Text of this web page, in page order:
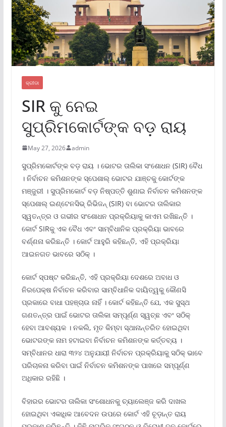
କ୍ରୀଡା
SIR କୁ ନେଇ
ସୁପ୍ରିମକୋର୍ଟଙ୍କ ବଡ଼ ରାୟ
May 27, 2026 admin
ସୁପ୍ରିମକୋର୍ଟଙ୍କ ବଡ଼ ରାୟ । ଭୋଟର ତାଲିକା ସଂଶୋଧନ (SIR) ବୈଧ
। ନିର୍ବାଚନ କମିଶନଙ୍କ ସ୍ପେଶାଲ୍ ଭୋଟର ଯାଞ୍ଚକୁ କୋର୍ଟଙ୍କ
ମଞ୍ଜୁରୀ । ସୁପ୍ରିମକୋର୍ଟ ବଡ଼ ନିଷ୍ପତ୍ତି ଶୁଣାଇ ନିର୍ବାଚନ କମିଶନଙ୍କ
ସ୍ପେଶାଲ୍ ଇଣ୍ଟେନସିଭ୍ ରିଭିଜନ୍ (SIR) ବା ଭୋଟର ତାଲିକାର
ସ୍ୱତନ୍ତ୍ର ଓ ଗଭୀର ସଂଶୋଧନ ପ୍ରକ୍ରିୟାକୁ କାଏମ ରଖିଛନ୍ତି ।
କୋର୍ଟ SIRକୁ ଏକ ବୈଧ ଏବଂ ସାମ୍ବିଧାନିକ ପ୍ରକ୍ରିୟା ଭାବରେ
ବର୍ଣ୍ଣନା କରିଛନ୍ତି । କୋର୍ଟ ଆହୁରି କହିଛନ୍ତି, ଏହି ପ୍ରକ୍ରିୟା
ଆଇନଗତ ଭାବରେ ସଠିକ୍ ।
କୋର୍ଟ ସ୍ପଷ୍ଟ କରିଛନ୍ତି, ଏହି ପ୍ରକ୍ରିୟା ଦେଶରେ ଅବାଧ ଓ
ନିରପେକ୍ଷ ନିର୍ବାଚନ କରିବାର ସାମ୍ବିଧାନିକ ଦାୟିତ୍ୱକୁ କୌଣସି
ପ୍ରକାରେ ବାଧା ପହଞ୍ଚାଉ ନାହିଁ । କୋର୍ଟ କହିଛନ୍ତି ଯେ, ଏକ ସୁସ୍ଥ
ଗଣତନ୍ତ୍ର ପାଇଁ ଭୋଟର ତାଲିକା ସମ୍ପୂର୍ଣ୍ଣ ସ୍ୱଚ୍ଛ ଏବଂ ସଠିକ୍
ହେବା ଆବଶ୍ୟକ । ନକଲି, ମୃତ କିମ୍ବା ସ୍ଥାନାନ୍ତରିତ ହୋଇଥିବା
ଭୋଟରଙ୍କ ନାମ ହଟାଇବା ନିର୍ବାଚନ କମିଶନଙ୍କ କର୍ତ୍ତବ୍ୟ ।
ସମ୍ବିଧାନର ଧାରା ୩୨୪ ଅନୁଯାୟୀ ନିର୍ବାଚନ ପ୍ରକ୍ରିୟାକୁ ସଠିକ୍ ଭାବେ
ପରିଚାଳନା କରିବା ପାଇଁ ନିର୍ବାଚନ କମିଶନଙ୍କ ପାଖରେ ସମ୍ପୂର୍ଣ୍ଣ
ଅଧିକାର ରହିଛି ।
ବିହାରର ଭୋଟର ତାଲିକା ସଂଶୋଧନକୁ ଚ୍ୟାଲେଞ୍ଜ କରି ଦାଖଲ
ହୋଇଥିବା ଏକାଧିକ ଆବେଦନ ଉପରେ କୋର୍ଟ ଏହି ଚୂଡ଼ାନ୍ତ ରାୟ